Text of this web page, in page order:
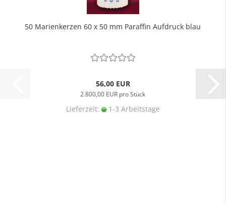
50 Marienkerzen 60 x 50 mm Paraffin Aufdruck blau
56,00 EUR
2.800,00 EUR pro Stück
Lieferzeit: 1-3 Arbeitstage